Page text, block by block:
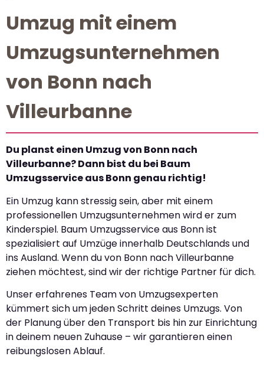
Umzug mit einem
Umzugsunternehmen
von Bonn nach
Villeurbanne
Du planst einen Umzug von Bonn nach
Villeurbanne? Dann bist du bei Baum
Umzugsservice aus Bonn genau richtig!
Ein Umzug kann stressig sein, aber mit einem
professionellen Umzugsunternehmen wird er zum
Kinderspiel. Baum Umzugsservice aus Bonn ist
spezialisiert auf Umzüge innerhalb Deutschlands und
ins Ausland. Wenn du von Bonn nach Villeurbanne
ziehen möchtest, sind wir der richtige Partner für dich.
Unser erfahrenes Team von Umzugsexperten
kümmert sich um jeden Schritt deines Umzugs. Von
der Planung über den Transport bis hin zur Einrichtung
in deinem neuen Zuhause – wir garantieren einen
reibungslosen Ablauf.